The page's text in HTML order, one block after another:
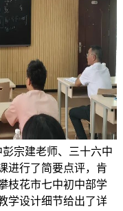
宗建老师、三十六中
进行了简要点评，肯
枝花市七中初中部学
学设计细节给出了详